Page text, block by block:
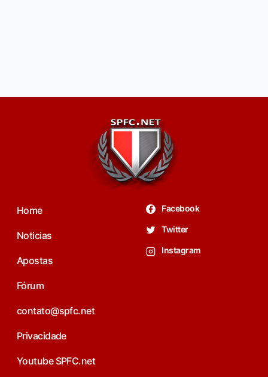
Home
Noticias
Apostas
Fórum
contato@spfc.net
Privacidade
Youtube SPFC.net
Facebook
Twitter
Instagram